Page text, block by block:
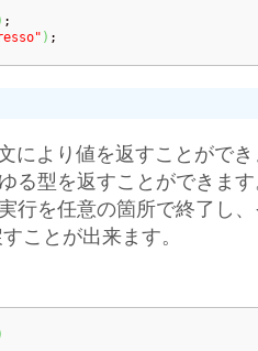
)
により値を返すことがで
る型を返すことができま
行を任意の箇所で終了し
ことが出来ます。